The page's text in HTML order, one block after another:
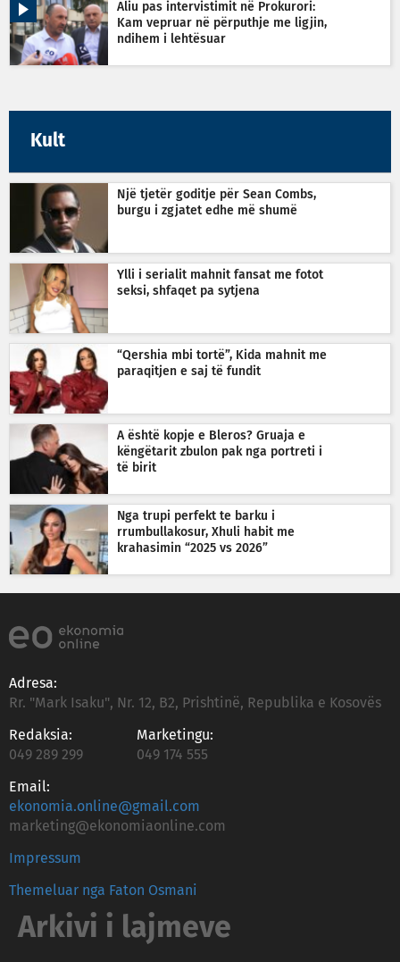
Aliu pas intervistimit në Prokurori:
Kam vepruar në përputhje me ligjin,
ndihem i lehtësuar
Kult
Një tjetër goditje për Sean Combs,
burgu i zgjatet edhe më shumë
Ylli i serialit mahnit fansat me fotot
seksi, shfaqet pa sytjena
“Qershia mbi tortë”, Kida mahnit me
paraqitjen e saj të fundit
A është kopje e Bleros? Gruaja e
këngëtarit zbulon pak nga portreti i
të birit
Nga trupi perfekt te barku i
rrumbullakosur, Xhuli habit me
krahasimin “2025 vs 2026”
Adresa:
Rr. "Mark Isaku", Nr. 12, B2, Prishtinë, Republika e Kosovës
Redaksia:
049 289 299
Marketingu:
049 174 555
Email:
ekonomia.online@gmail.com
marketing@ekonomiaonline.com
Impressum
Themeluar nga Faton Osmani
Arkivi i lajmeve